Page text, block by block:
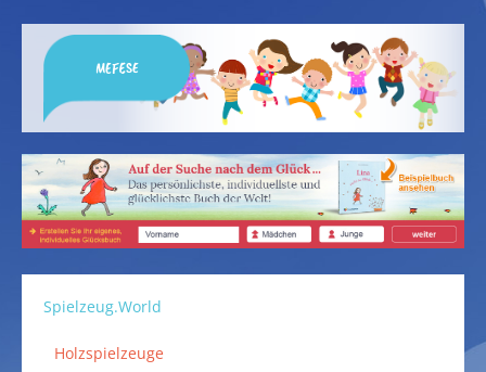
MEFESE
Spielzeug.World
Holzspielzeuge